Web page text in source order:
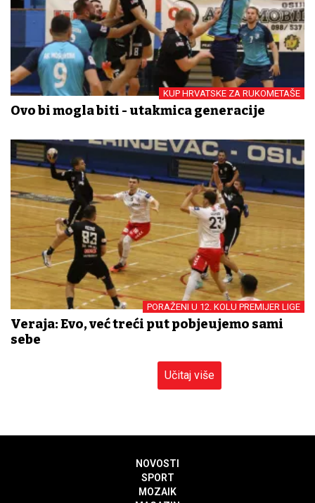
KUP HRVATSKE ZA RUKOMETAŠE
Ovo bi mogla biti - utakmica generacije
PORAŽENI U 12. KOLU PREMIJER LIGE
Veraja: Evo, već treći put pobjeđujemo sami
sebe
Učitaj više
NOVOSTI
SPORT
MOZAIK